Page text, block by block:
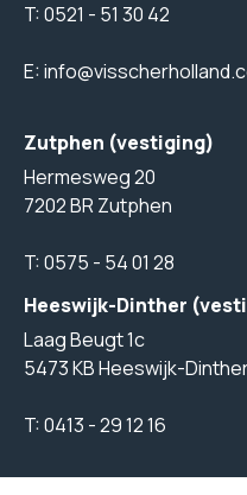
T:0521 - 51 30 42
E:
Zutphen (vestiging)
Hermesweg 20
7202 BR Zutphen
T:0575 - 54 01 28
Heeswijk-Dinther
Laag Beugt 1c
5473 KB Heeswijk-
T:0413 - 29 12 16